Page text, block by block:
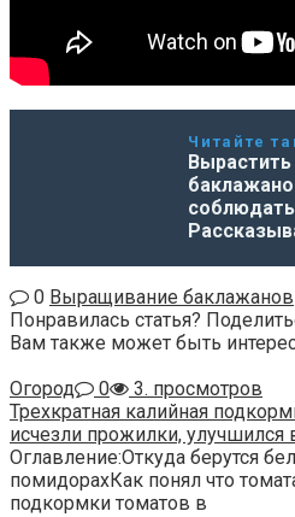
Читайте
0 Выращивание баклажанов
Понравилась статья?
Вам также может быть
Огород
0
3. просмотров
Трехкратная калийная
исчезли прожилки, улучшился
Оглавление:Откуда берутся
помидорахКак понял что
подкормки томатов в